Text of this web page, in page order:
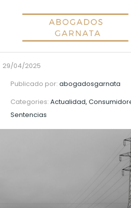
29/04/2025
Publicado por: abogadosgarnata
Categories: Actualidad,
Sentencias